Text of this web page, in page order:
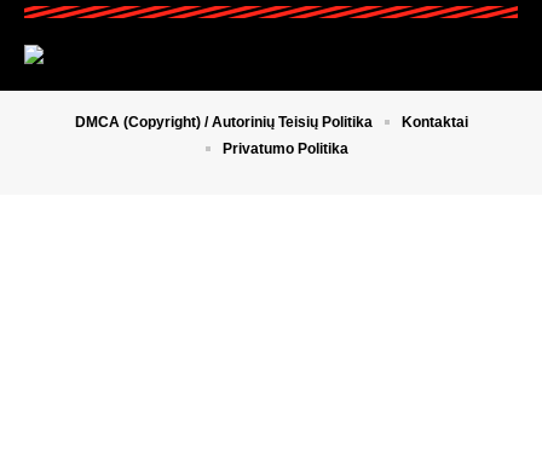
DMCA (Copyright) / Autorinių Teisių Politika
Kontaktai
Privatumo Politika